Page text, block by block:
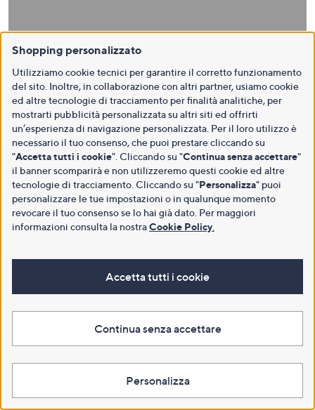
Shopping personalizzato
Utilizziamo cookie tecnici per garantire il corretto funzionamento
del sito. Inoltre, in collaborazione con altri partner, usiamo cookie
ed altre tecnologie di tracciamento per finalità analitiche, per
mostrarti pubblicità personalizzata su altri siti ed offrirti
un’esperienza di navigazione personalizzata. Per il loro utilizzo è
necessario il tuo consenso, che puoi prestare cliccando su
"Accetta tutti i cookie". Cliccando su "Continua senza accettare"
il banner scomparirà e non utilizzeremo questi cookie ed altre
tecnologie di tracciamento. Cliccando su "Personalizza" puoi
personalizzare le tue impostazioni o in qualunque momento
revocare il tuo consenso se lo hai già dato. Per maggiori
informazioni consulta la nostraCookie Policy
Accetta tutti i cookie
Continua senza accettare
Personalizza